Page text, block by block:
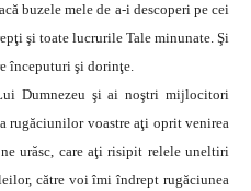
buzele mele de a-i descoperi pe cei
şi toate lucrurile Tale minunate. Şi
începuturi şi dorinţe.
Dumnezeu şi ai noştri mijlocitori
rugăciunilor voastre aţi oprit venirea
urăsc, care aţi risipit relele uneltiri
către voi îmi îndrept rugăciunea